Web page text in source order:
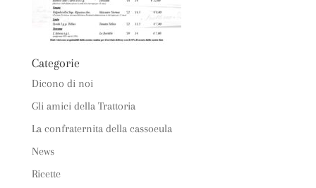
Categorie
Dicono di noi
Gli amici della Trattoria
La confraternita della cassoeula
News
Ricette